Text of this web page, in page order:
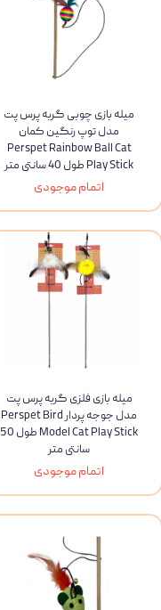
میله بازی چوبی گربه پرس پت
مدل توپ رنگین کمان
Perspet Rainbow Ball Cat
Play Stick طول 40 سانتی متر
اتمام موجودی
میله بازی فلزی گربه پرس پت
مدل جوجه پردار Perspet Bird
Model Cat Play Stick طول 50
سانتی متر
اتمام موجودی